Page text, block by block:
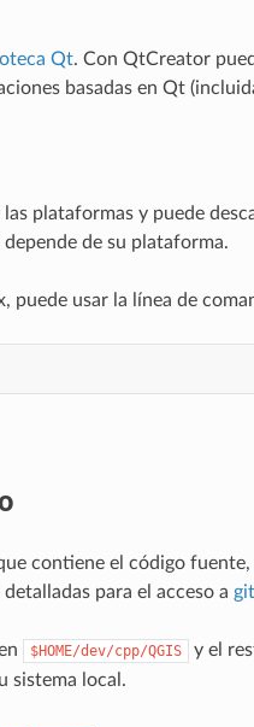
Qt. Con QtCreator
basadas en Qt
plataformas y puede
de su plataforma.
usar la línea de
contiene el código
para el acceso a git
$HOME/dev/cpp/QGIS
y el
sistema local.